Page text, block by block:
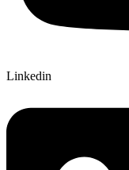
Linkedin